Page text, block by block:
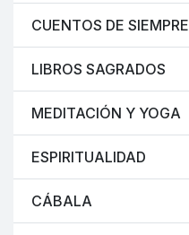
CUENTOS DE SIEMPRE
LIBROS SAGRADOS
MEDITACIÓN Y YOGA
ESPIRITUALIDAD
CÁBALA